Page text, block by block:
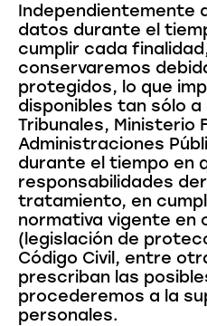
Independientemente
datos durante el
cumplir cada
conservaremos
protegidos, lo que
disponibles tan sólo
Tribunales, Ministerio
Administraciones
durante el tiempo en
responsabilidades
tratamiento, en
normativa vigente en
(legislación de
Código Civil, entre
prescriban las
procederemos a la
personales.